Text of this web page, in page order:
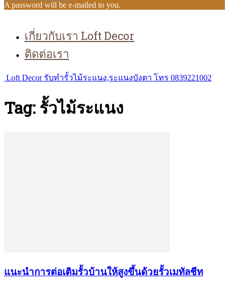
A password will be e-mailed to you.
เกี่ยวกับเรา Loft Decor
ติดต่อเรา
Loft Decor รับทำรั้วไม้ระแนง,ระแนงบังตา โทร 0839221002
Tag: รั้วไม้ระแนง
แนะนำการต่อเติมรั้วบ้านให้สูงขึ้นด้วยรั้วเมทัลชีท